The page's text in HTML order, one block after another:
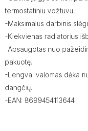
termostatiniu vožtuvu.
-Maksimalus darbinis
-Kiekvienas radiatorius
-Apsaugotas nuo
pakuotę.
-Lengvai valomas dėka
dangčių.
-EAN: 8699454113644